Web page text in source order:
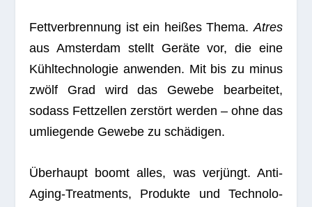
Fett­ver­bren­nung ist ein hei­ßes Thema.Atres
aus Ams­ter­dam stellt Geräte vor, die eine
Kühl­tech­no­lo­gie anwen­den. Mit bis zu minus
zwölf Grad wird das Gewebe bear­bei­tet,
sodass Fett­zel­len zer­stört wer­den – ohne das
umlie­gende Gewebe zu schädigen.
Über­haupt boomt alles, was ver­jüngt. Anti-
Aging-Tre­at­ments, Pro­dukte und Tech­no­lo­